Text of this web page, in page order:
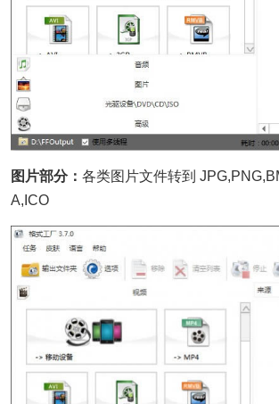
图片部分： 各类图片文件转到
A,ICO